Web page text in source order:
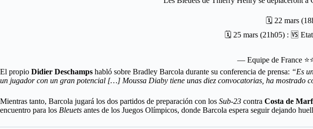
🗓 22 mars
🗓 25 mars (21h05) : 🆚
— Equipe de France
El propio Didier Deschamps habló sobre Bradley Barcola durante su conferencia de prensa: “Es
un jugador con un gran potencial […] Moussa Diaby tiene unas diez convocatorias, ha mostrado
Mientras tanto, Barcola jugará los dos partidos de preparación con los Sub-23 contra Costa de
encuentro para los Bleuets antes de los Juegos Olímpicos, donde Barcola espera seguir dejando